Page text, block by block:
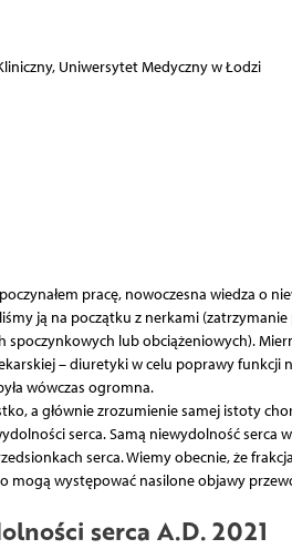
Uniwersytet Medyczny w Łodzi
pracę, nowoczesna wiedza o
ją na początku z nerkami
lub obciążeniowych).
– diuretyki w celu poprawy
wówczas ogromna.
a głównie zrozumienie samej istoty
serca. Samą niewydolność serca
serca. Wiemy obecnie, że
mogą występować nasilone objawy
serca A.D. 2021